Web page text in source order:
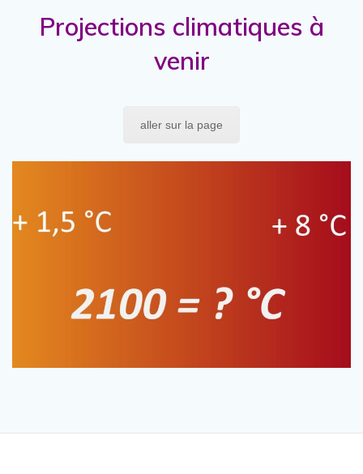
Projections climatiques à
venir
aller sur la page